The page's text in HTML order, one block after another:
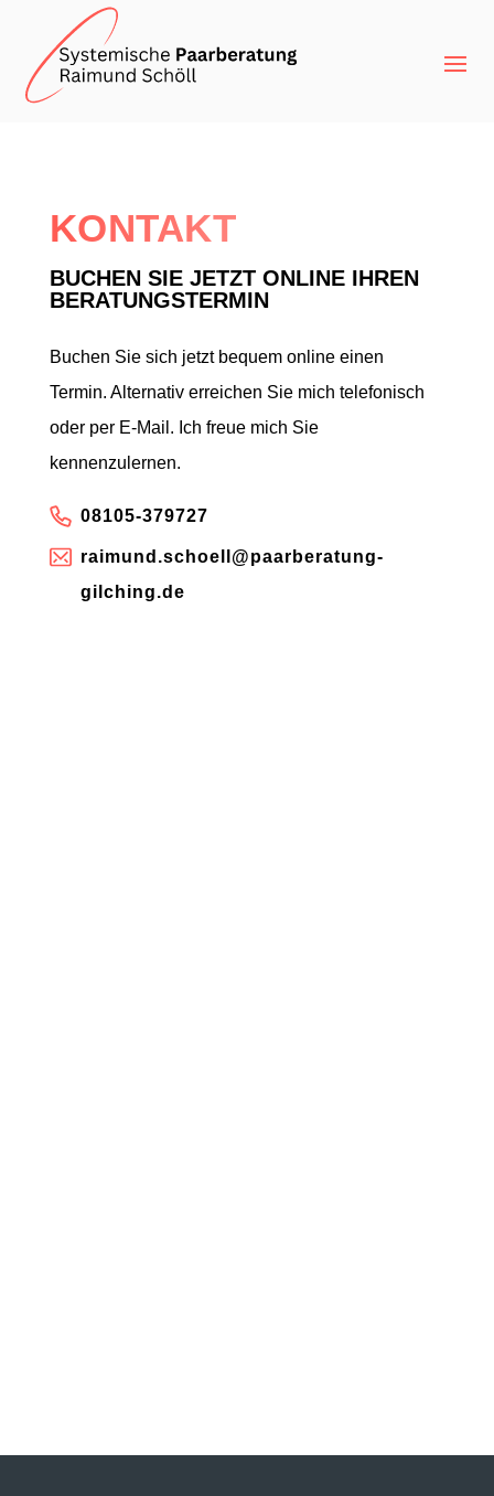
KONTAKT
BUCHEN SIE JETZT ONLINE IHREN
BERATUNGSTERMIN
Buchen Sie sich jetzt bequem online einen
Termin. Alternativ erreichen Sie mich telefonisch
oder per E-Mail. Ich freue mich Sie
kennenzulernen.
08105-379727
raimund.schoell@paarberatung-
gilching.de